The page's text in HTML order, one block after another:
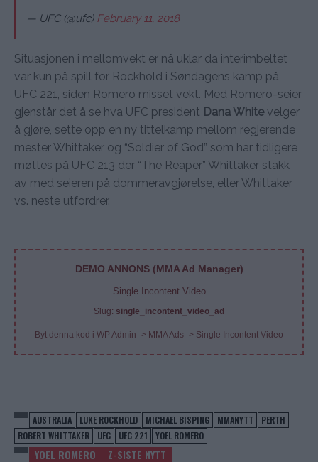
— UFC (@ufc) February 11, 2018
Situasjonen i mellomvekt er nå uklar da interimbeltet
var kun på spill for Rockhold i Søndagens kamp på
UFC 221, siden Romero misset vekt. Med Romero-seier
gjenstår det å se hva UFC president Dana Whitevelger
å gjøre, sette opp en ny tittelkamp mellom regjerende
mester Whittaker og “Soldier of God” som har tidligere
møttes på UFC 213 der “The Reaper” Whittaker stakk
av med seieren på dommeravgjørelse, eller Whittaker
vs. neste utfordrer.
DEMO ANNONS (MMA Ad Manager)
Single Incontent Video
Slug: single_incontent_video_ad
Byt denna kod i WP Admin -> MMA Ads -> Single Incontent Video
AUSTRALIA LUKE ROCKHOLD MICHAEL BISPING MMANYTT
PERTH
ROBERT WHITTAKER
UFC UFC 221 YOEL ROMERO
YOEL ROMERO Z-SISTE NYTT